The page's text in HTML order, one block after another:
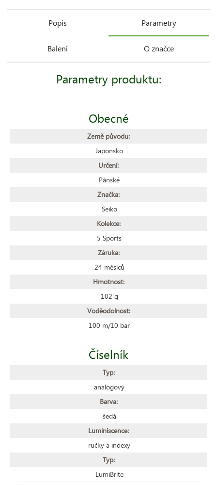
Popis Parametry
Balení O značce
Parametry produktu:
Obecné
Země původu:
Japonsko
Určení:
Pánské
Značka:
Seiko
Kolekce:
5 Sports
Záruka:
24 měsíců
Hmotnost:
102 g
Voděodolnost:
100 m/10 bar
Číselník
Typ:
analogový
Barva:
šedá
Luminiscence:
ručky a indexy
Typ:
LumiBrite